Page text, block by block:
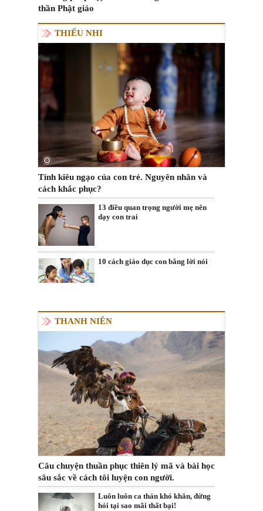
thần Phật giáo
THIẾU NHI
Tính kiêu ngạo của con trẻ. Nguyên nhân và
cách khắc phục?
13 điều quan trọng người mẹ nên
dạy con trai
10 cách giáo dục con bằng lời nói
THANH NIÊN
Câu chuyện thuần phục thiên lý mã và bài học
sâu sắc về cách tôi luyện con người.
Luôn luôn ca thán khó khăn, đừng
hỏi tại sao mãi thất bại!